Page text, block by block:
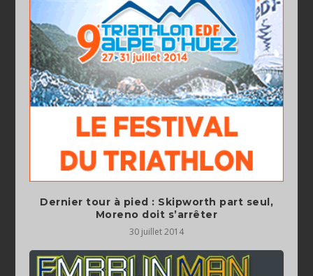
Dernier tour à pied : Skipworth part seul,
Moreno doit s’arrêter
30 juillet 2014